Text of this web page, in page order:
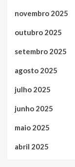
novembro 2025
outubro 2025
setembro 2025
agosto 2025
julho 2025
junho 2025
maio 2025
abril 2025